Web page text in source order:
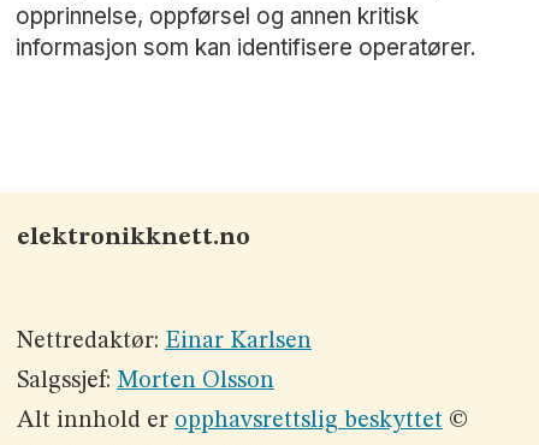
opprinnelse, oppførsel og annen kritisk
informasjon som kan identifisere operatører.
elektronikknett.no
Nettredaktør: Einar Karlsen
Salgssjef: Morten Olsson
Alt innhold er opphavsrettslig beskyttet©